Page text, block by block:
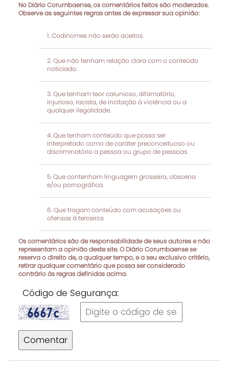
No Diário Corumbaense, os comentários feitos são moderados.
Observe as seguintes regras antes de expressar sua opinião:
Codinomes não serão aceitos.
Que não tenham relação clara com o conteúdo
noticiado.
Que tenham teor calunioso, difamatório,
injurioso, racista, de incitação à violência ou a
qualquer ilegalidade.
Que tenham conteúdo que possa ser
interpretado como de caráter preconceituoso ou
discriminatório a pessoa ou grupo de pessoas.
Que contenham linguagem grosseira, obscena
e/ou pornográfica.
Que tragam conteúdo com acusações ou
ofensas à terceiros
Os comentários são de responsabilidade de seus autores e não
representam a opinião deste site. O Diário Corumbaense se
reserva o direito de, a qualquer tempo, e a seu exclusivo critério,
retirar qualquer comentário que possa ser considerado
contrário às regras definidas acima.
Código de Segurança:
Comentar